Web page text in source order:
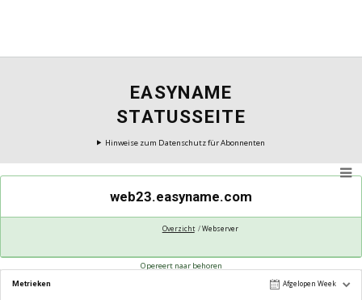
EASYNAME
STATUSSEITE
Hinweise zum Datenschutz für Abonnenten
web23.easyname.com
Overzicht Webserver
Opereert naar behoren
Metrieken Afgelopen Week